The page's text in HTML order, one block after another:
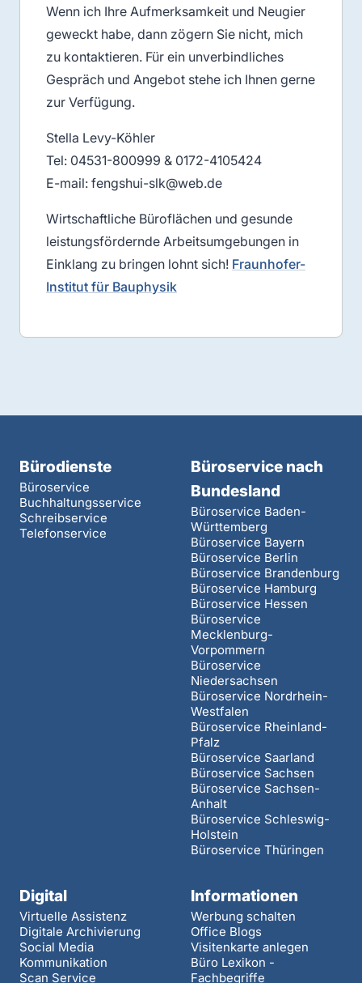
Wenn ich Ihre Aufmerksamkeit und Neugier
geweckt habe, dann zögern Sie nicht, mich
zu kontaktieren. Für ein unverbindliches
Gespräch und Angebot stehe ich Ihnen gerne
zur Verfügung.
Stella Levy-Köhler
Tel: 04531-800999 & 0172-4105424
E-mail: fengshui-slk@web.de
Wirtschaftliche Büroflächen und gesunde
leistungsfördernde Arbeitsumgebungen in
Einklang zu bringen lohnt sich! Fraunhofer-
Institut für Bauphysik
Bürodienste
Büroservice
Buchhaltungsservice
Schreibservice
Telefonservice
Büroservice nach
Bundesland
Büroservice Baden-
Württemberg
Büroservice Bayern
Büroservice Berlin
Büroservice Brandenburg
Büroservice Hamburg
Büroservice Hessen
Büroservice
Mecklenburg-
Vorpommern
Büroservice
Niedersachsen
Büroservice Nordrhein-
Westfalen
Büroservice Rheinland-
Pfalz
Büroservice Saarland
Büroservice Sachsen
Büroservice Sachsen-
Anhalt
Büroservice Schleswig-
Holstein
Büroservice Thüringen
Digital
Virtuelle Assistenz
Digitale Archivierung
Social Media
Kommunikation
Scan Service
Informationen
Werbung schalten
Office Blogs
Visitenkarte anlegen
Büro Lexikon -
Fachbegriffe